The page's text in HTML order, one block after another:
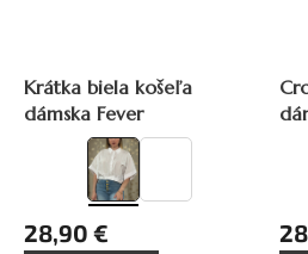
Krátka biela košeľa
dámska Fever
28,90 €